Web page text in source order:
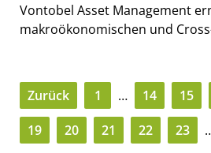
Vontobel Asset Management
makroökonomischen und
Zurück 1 … 14 15
19
20 21 22 23